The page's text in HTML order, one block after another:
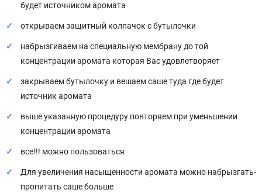
будет источником аромата
открываем защитный колпачок с бутылочки
набрызгиваем на специальную мембрану до той
концентрации аромата которая Вас удовлетворяет
закрываем бутылочку и вешаем саше туда где будет
источник аромата
выше указанную процедуру повторяем при уменьшении
концентрации аромата
все!!! можно пользоваться
Для увеличения насыщенности аромата можно набрызгать-
пропитать саше больше